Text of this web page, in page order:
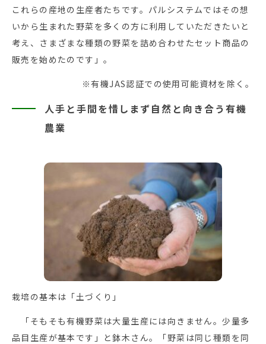
これらの産地の生産者たちです。パルシステムではその想
いから生まれた野菜を多くの方に利用していただきたいと
考え、さまざまな種類の野菜を詰め合わせたセット商品の
販売を始めたのです」。
※有機JAS認証での使用可能資材を除く。
人手と手間を惜しまず自然と向き合う有機
農業
栽培の基本は「土づくり」
「そもそも有機野菜は大量生産には向きません。少量多
品目生産が基本です」と鉢木さん。「野菜は同じ種類を同